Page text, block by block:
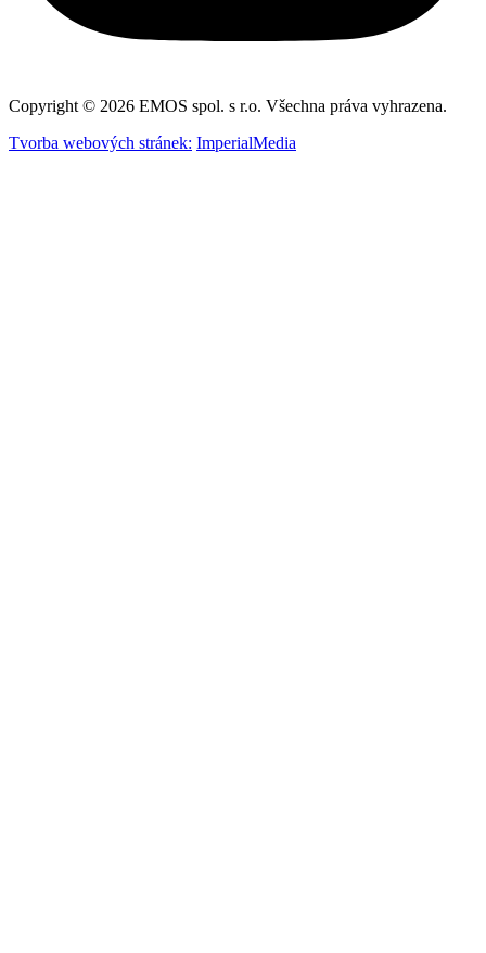
Copyright © 2026 EMOS spol. s r.o. Všechna práva vyhrazena.
Tvorba webových stránek: ImperialMedia